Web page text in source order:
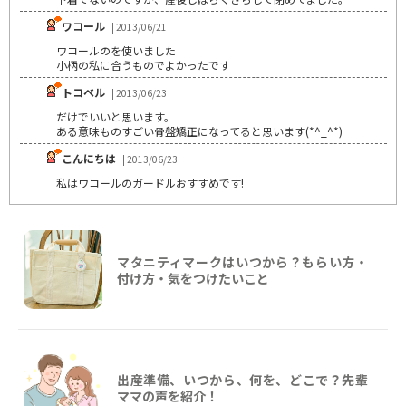
ワコール | 2013/06/21
ワコールのを使いました
小柄の私に合うものでよかったです
トコベル | 2013/06/23
だけでいいと思います。
ある意味ものすごい骨盤矯正になってると思います(*^_^*)
こんにちは | 2013/06/23
私はワコールのガードルおすすめです!
マタニティマークはいつから？もらい方・
付け方・気をつけたいこと
出産準備、いつから、何を、どこで？先輩
ママの声を紹介！